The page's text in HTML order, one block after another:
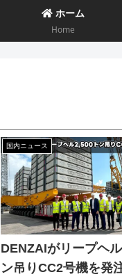
ホーム
Home
国内ニュース
DENZAIがリープヘ
ン吊りCC2号機を発